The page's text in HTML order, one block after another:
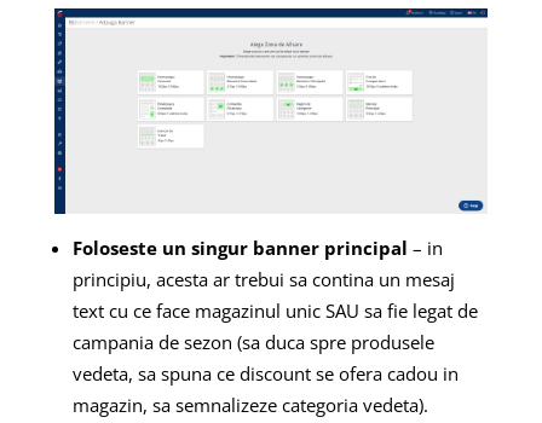
Foloseste un singur banner principal – in
principiu, acesta ar trebui sa contina un mesaj
text cu ce face magazinul unic SAU sa fie legat de
campania de sezon (sa duca spre produsele
vedeta, sa spuna ce discount se ofera cadou in
magazin, sa semnalizeze categoria vedeta).